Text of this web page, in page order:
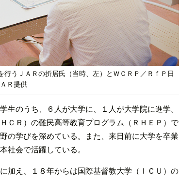
行うＪＡＲの折居氏（当時、左）とＷＣＲＰ／ＲｆＰ日
Ｒ提供
生のうち、６人が大学に、１人が大学院に進学。
ＣＲ）の難民高等教育プログラム（ＲＨＥＰ）で
の学びを深めている。また、来日前に大学を卒業
社会で活躍している。
加え、１８年からは国際基督教大学（ＩＣＵ）の